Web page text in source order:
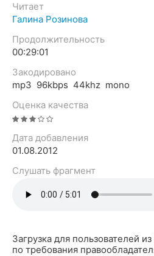
Читает
Галина Розинова
Продолжительность
00:29:01
Закодировано
mp3 96kbps 44khz mono
Оценка качества
Дата добавления
01.08.2012
Слушать фрагмент
Загрузка для пользователей
по требования